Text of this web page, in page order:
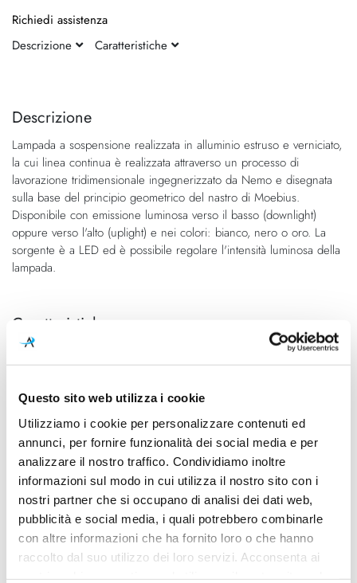
Questo sito web utilizza i cookie
Utilizziamo i cookie per personalizzare contenuti ed
annunci, per fornire funzionalità dei social media e per
analizzare il nostro traffico. Condividiamo inoltre
informazioni sul modo in cui utilizza il nostro sito con i
nostri partner che si occupano di analisi dei dati web,
pubblicità e social media, i quali potrebbero combinarle
con altre informazioni che ha fornito loro o che hanno
raccolto dal suo utilizzo dei loro servizi. Acconsenta ai
fine
galleria
di
immagini
della
di
immagini
Descrizione
Lampada a sospensione realizzata in alluminio estruso e verniciato,
la cui linea continua è realizzata attraverso un processo di
lavorazione tridimensionale ingegnerizzato da Nemo e disegnata
sulla base del principio geometrico del nastro di Moebius.
Disponibile con emissione luminosa verso il basso (downlight)
oppure verso l'alto (uplight) e nei colori: bianco, nero o oro. La
sorgente è a LED ed è possibile regolare l'intensità luminosa della
lampada.
Caratteristiche
Cod.Art.
KEP LOW 52
Downlight
Colore led
3000K
Dimensioni
1100mm - H 2540mm
Sorgente luminosa
Led integrato
Potenza e attacco
65W - 3000K - 4500Lm -
CRI85 - 110-240V
Dimmerazione
Dimmerabile
Classe energetica
A++, A+, A
Richiedi assistenza
Descrizione
Caratteristiche